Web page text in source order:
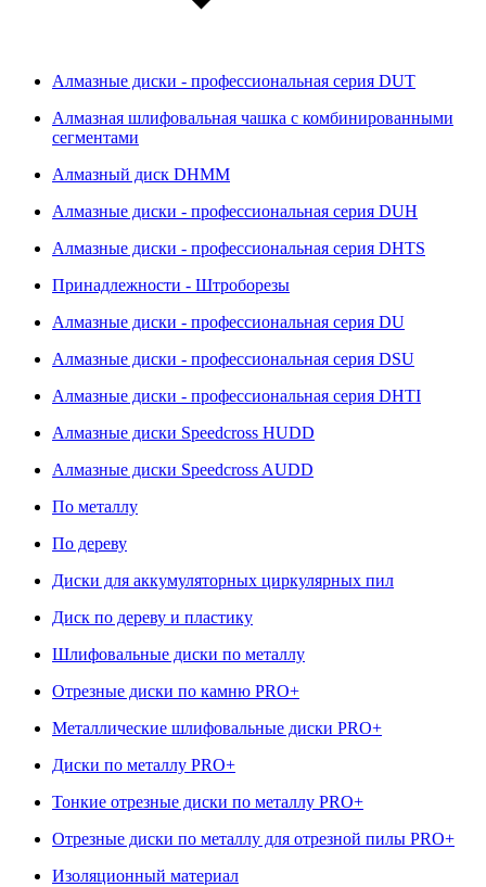
Алмазные диски - профессиональная серия DUT
Алмазная шлифовальная чашка с комбинированными
сегментами
Алмазный диск DHMM
Алмазные диски - профессиональная серия DUH
Алмазные диски - профессиональная серия DHTS
Принадлежности - Штроборезы
Алмазные диски - профессиональная серия DU
Алмазные диски - профессиональная серия DSU
Алмазные диски - профессиональная серия DHTI
Алмазные диски Speedcross HUDD
Алмазные диски Speedcross AUDD
По металлу
По дереву
Диски для аккумуляторных циркулярных пил
Диск по дереву и пластику
Шлифовальные диски по металлу
Отрезные диски по камню PRO+
Металлические шлифовальные диски PRO+
Диски по металлу PRO+
Тонкие отрезные диски по металлу PRO+
Отрезные диски по металлу для отрезной пилы PRO+
Изоляционный материал